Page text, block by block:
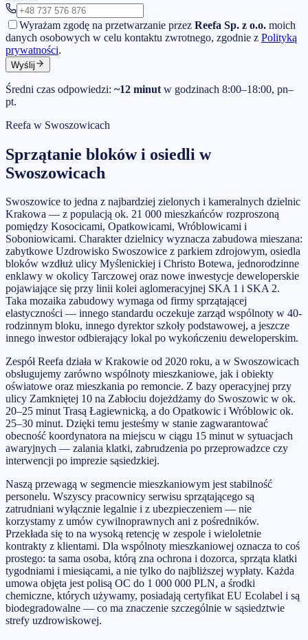
Wyrażam zgodę na przetwarzanie przez Reefa Sp. z o.o. moich
danych osobowych w celu kontaktu zwrotnego, zgodnie z Polityką
prywatności.
Wyślij
Średni czas odpowiedzi: ~12 minut w godzinach 8:00–18:00, pn–
pt.
Reefa w Swoszowicach
Sprzątanie bloków i osiedli w
Swoszowicach
Swoszowice to jedna z najbardziej zielonych i kameralnych dzielnic
Krakowa — z populacją ok. 21 000 mieszkańców rozproszoną
pomiędzy Kosocicami, Opatkowicami, Wróblowicami i
Soboniowicami. Charakter dzielnicy wyznacza zabudowa mieszana:
zabytkowe Uzdrowisko Swoszowice z parkiem zdrojowym, osiedla
bloków wzdłuż ulicy Myślenickiej i Christo Botewa, jednorodzinne
enklawy w okolicy Tarczowej oraz nowe inwestycje deweloperskie
pojawiające się przy linii kolei aglomeracyjnej SKA 1 i SKA 2.
Taka mozaika zabudowy wymaga od firmy sprzątającej
elastyczności — innego standardu oczekuje zarząd wspólnoty w 40-
rodzinnym bloku, innego dyrektor szkoły podstawowej, a jeszcze
innego inwestor odbierający lokal po wykończeniu deweloperskim.
Zespół Reefa działa w Krakowie od 2020 roku, a w Swoszowicach
obsługujemy zarówno wspólnoty mieszkaniowe, jak i obiekty
oświatowe oraz mieszkania po remoncie. Z bazy operacyjnej przy
ulicy Zamkniętej 10 na Zabłociu dojeżdżamy do Swoszowic w ok.
20–25 minut Trasą Łagiewnicką, a do Opatkowic i Wróblowic ok.
25–30 minut. Dzięki temu jesteśmy w stanie zagwarantować
obecność koordynatora na miejscu w ciągu 15 minut w sytuacjach
awaryjnych — zalania klatki, zabrudzenia po przeprowadzce czy
interwencji po imprezie sąsiedzkiej.
Naszą przewagą w segmencie mieszkaniowym jest stabilność
personelu. Wszyscy pracownicy serwisu sprzątającego są
zatrudniani wyłącznie legalnie i z ubezpieczeniem — nie
korzystamy z umów cywilnoprawnych ani z pośredników.
Przekłada się to na wysoką retencję w zespole i wieloletnie
kontrakty z klientami. Dla wspólnoty mieszkaniowej oznacza to coś
prostego: ta sama osoba, którą zna ochrona i dozorca, sprząta klatki
tygodniami i miesiącami, a nie tylko do najbliższej wypłaty. Każda
umowa objęta jest polisą OC do 1 000 000 PLN, a środki
chemiczne, których używamy, posiadają certyfikat EU Ecolabel i są
biodegradowalne — co ma znaczenie szczególnie w sąsiedztwie
strefy uzdrowiskowej.